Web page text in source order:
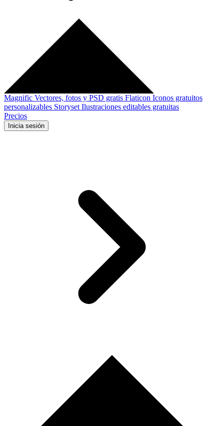
Magnific Vectores, fotos y PSD gratis Flaticon Iconos gratuitos
personalizables Storyset Ilustraciones editables gratuitas
Precios
Inicia sesión